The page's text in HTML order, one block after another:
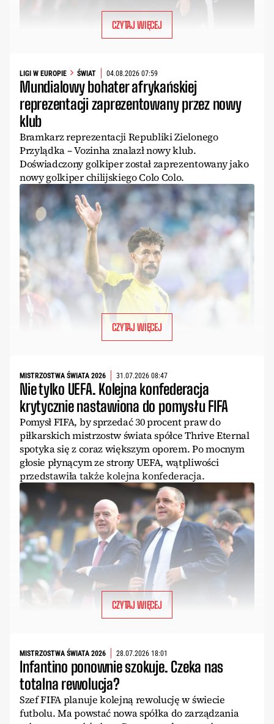
CZYTAJ WIĘCEJ
LIGI W EUROPIE ŚWIAT 04.08.2026 07:59
Mundialowy bohater afrykańskiej
reprezentacji zaprezentowany przez nowy
klub
Bramkarz reprezentacji Republiki Zielonego
Przylądka – Vozinha znalazł nowy klub.
Doświadczony golkiper został zaprezentowany jako
nowy golkiper chilijskiego Colo Colo.
CZYTAJ WIĘCEJ
MISTRZOSTWA ŚWIATA 2026 31.07.2026 08:47
Nie tylko UEFA. Kolejna konfederacja
krytycznie nastawiona do pomysłu FIFA
Pomysł FIFA, by sprzedać 30 procent praw do
piłkarskich mistrzostw świata spółce Thrive Eternal
spotyka się z coraz większym oporem. Po mocnym
głosie płynącym ze strony UEFA, wątpliwości
przedstawiła także kolejna konfederacja.
CZYTAJ WIĘCEJ
MISTRZOSTWA ŚWIATA 2026 28.07.2026 18:01
Infantino ponownie szokuje. Czeka nas
totalna rewolucja?
Szef FIFA planuje kolejną rewolucję w świecie
futbolu. Ma powstać nowa spółka do zarządzania